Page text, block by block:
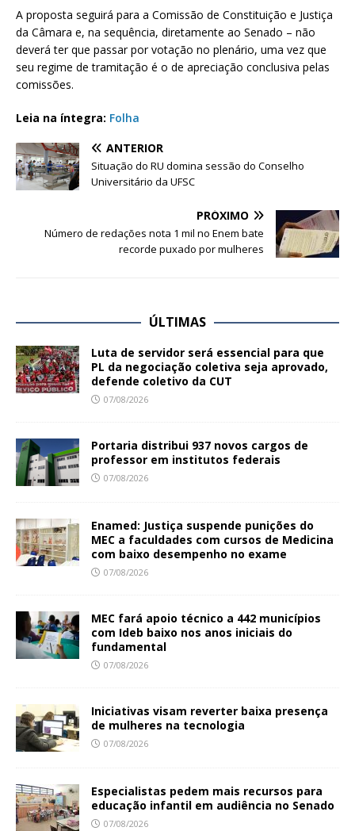
A proposta seguirá para a Comissão de Constituição e Justiça
da Câmara e, na sequência, diretamente ao Senado – não
deverá ter que passar por votação no plenário, uma vez que
seu regime de tramitação é o de apreciação conclusiva pelas
comissões.
Leia na íntegra: Folha
ANTERIOR
Situação do RU domina sessão do Conselho
Universitário da UFSC
PRÓXIMO
Número de redações nota 1 mil no Enem bate
recorde puxado por mulheres
ÚLTIMAS
Luta de servidor será essencial para que
PL da negociação coletiva seja aprovado,
defende coletivo da CUT
07/08/2026
Portaria distribui 937 novos cargos de
professor em institutos federais
07/08/2026
Enamed: Justiça suspende punições do
MEC a faculdades com cursos de Medicina
com baixo desempenho no exame
07/08/2026
MEC fará apoio técnico a 442 municípios
com Ideb baixo nos anos iniciais do
fundamental
07/08/2026
Iniciativas visam reverter baixa presença
de mulheres na tecnologia
07/08/2026
Especialistas pedem mais recursos para
educação infantil em audiência no Senado
07/08/2026